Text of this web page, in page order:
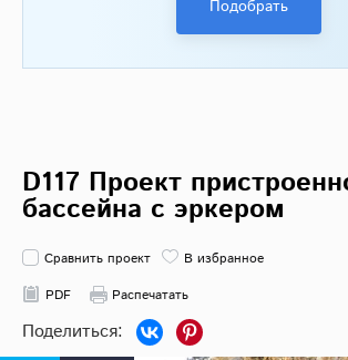
Подобрать
D117 Проект
бассейна с эркером
Сравнить проект
В избранное
PDF
Распечатать